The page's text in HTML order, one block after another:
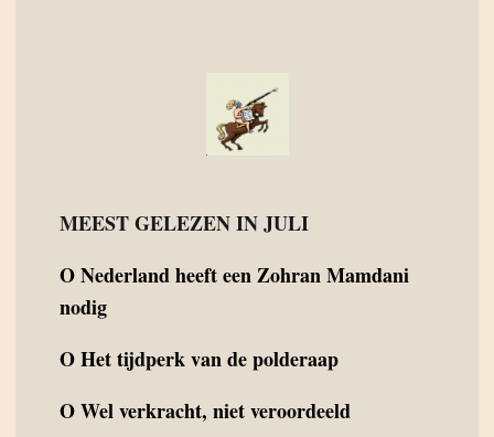
MEEST GELEZEN IN JULI
ONederland heeft een Zohran Mamdani
nodig
OHet tijdperk van de polderaap
OWel verkracht, niet veroordeeld